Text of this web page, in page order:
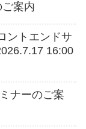
案内
ントエンドサ
16:00
ナーのご案